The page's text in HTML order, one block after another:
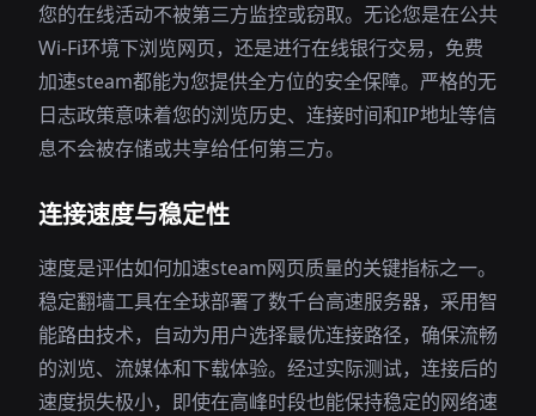
您的在线活动不被第三方监控或窃取。无论您是在公共
Wi-Fi环境下浏览网页，还是进行在线银行交易，免费
加速steam都能为您提供全方位的安全保障。严格的无
日志政策意味着您的浏览历史、连接时间和IP地址等信
息不会被存储或共享给任何第三方。
连接速度与稳定性
速度是评估如何加速steam网页质量的关键指标之一。
稳定翻墙工具在全球部署了数千台高速服务器，采用智
能路由技术，自动为用户选择最优连接路径，确保流畅
的浏览、流媒体和下载体验。经过实际测试，连接后的
速度损失极小，即使在高峰时段也能保持稳定的网络速